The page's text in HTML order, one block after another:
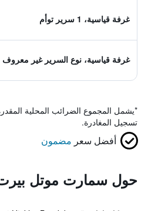
غرفة قياسية، 1 سرير توأم
غرفة قياسية، نوع السرير غير معروف
*يشمل المجموع الضرائب المحلية
تسجيل المغادرة.
أفضل سعر مضمون
حول سمارت موتل بيرت